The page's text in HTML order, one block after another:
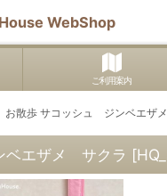
WebShop
ご利用案内
お散歩 サコッシュ ジンベエザ
ベエザメ サクラ [